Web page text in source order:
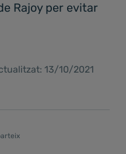
Rajoy per evitar
13/10/2021